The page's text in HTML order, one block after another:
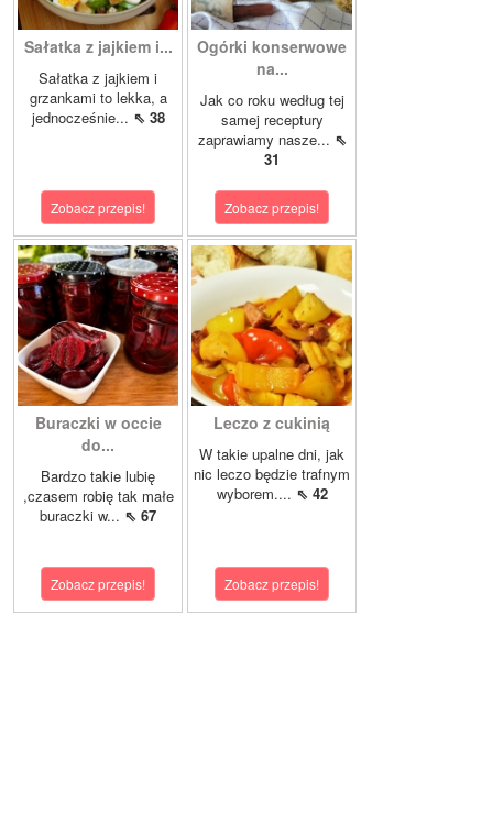
Sałatka z jajkiem i...
Sałatka z jajkiem i
grzankami to lekka, a
jednocześnie... ⇖ 38
Zobacz przepis!
Ogórki konserwowe
na...
Jak co roku według tej
samej receptury
zaprawiamy nasze... ⇖
31
Zobacz przepis!
Buraczki w occie
do...
Bardzo takie lubię
,czasem robię tak małe
buraczki w... ⇖ 67
Zobacz przepis!
Leczo z cukinią
W takie upalne dni, jak
nic leczo będzie trafnym
wyborem.... ⇖ 42
Zobacz przepis!